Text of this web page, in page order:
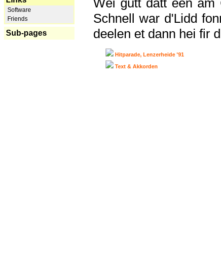
Software
Friends
Sub-pages
Wéi gutt datt een am
Schnell war d'Lidd
deelen et dann hei fir
Hitparade, Lenzerheide '91
Text & Akkorden